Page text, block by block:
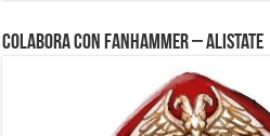
Colabora con FanHammer – Alistate